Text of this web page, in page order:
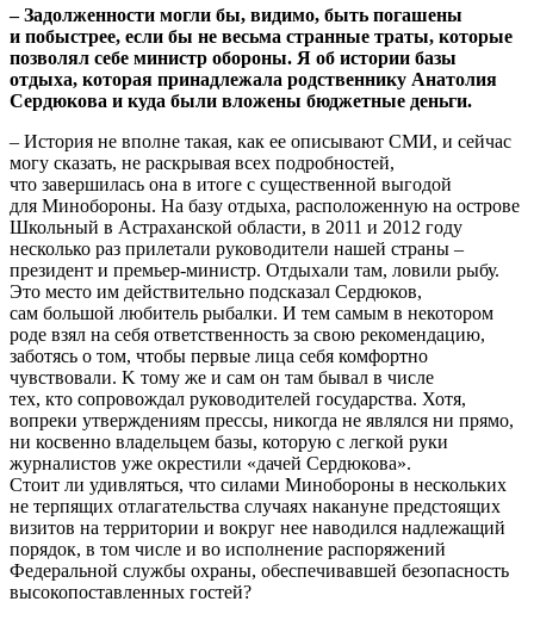
– Задолженности могли бы, видимо, быть погашены
и побыстрее, если бы не весьма странные траты, которые
позволял себе министр обороны. Я об истории базы
отдыха, которая принадлежала родственнику Анатолия
Сердюкова и куда были вложены бюджетные деньги.
– История не вполне такая, как ее описывают СМИ, и сейчас
могу сказать, не раскрывая всех подробностей,
что завершилась она в итоге с существенной выгодой
для Минобороны. На базу отдыха, расположенную на острове
Школьный в Астраханской области, в 2011 и 2012 году
несколько раз прилетали руководители нашей страны –
президент и премьер-министр. Отдыхали там, ловили рыбу.
Это место им действительно подсказал Сердюков,
сам большой любитель рыбалки. И тем самым в некотором
роде взял на себя ответственность за свою рекомендацию,
заботясь o том, чтобы первые лица себя комфортно
чувствовали. K тому же и сам он там бывал в числе
тех, кто сопровождал руководителей государства. Хотя,
вопреки утверждениям прессы, никогда не являлся ни прямо,
ни косвенно владельцем базы, которую c легкой руки
журналистов уже окрестили «дачей Сердюкова».
Стоит ли удивляться, что силами Минобороны в нескольких
не терпящих отлагательства случаях накануне предстоящих
визитов на территории и вокруг нее наводился надлежащий
порядок, в том числе и во исполнение распоряжений
Федеральной службы охраны, обеспечивавшей безопасность
высокопоставленных гостей?